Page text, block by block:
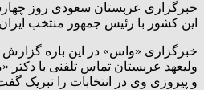
خبرگزاری عربستان سعودی روز
این کشور با رئیس جمهور منتخب
خبرگزاری «واس» در این باره
ولیعهد عربستان تماس تلفنی با دکتر
و پیروزی وی در انتخابات را تبریک